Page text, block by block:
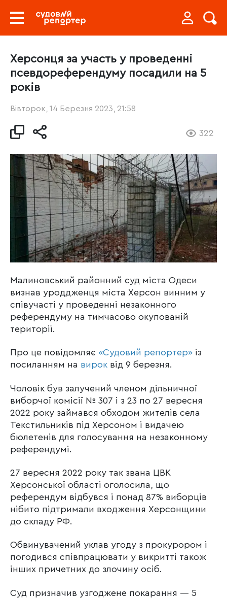
Херсонця за участь у проведенні
псевдореферендуму посадили на 5
років
Вівторок, 14 Березня 2023, 21:58
322
Малиновський районний суд міста Одеси
визнав уроддженця міста Херсон винним у
співучасті у проведенні незаконного
референдуму на тимчасово окупованій
території.
Про це повідомляє «Судовий репортер» із
посиланням на вирок від 9 березня.
Чоловік був залучений членом дільничної
виборчої комісії № 307 і з 23 по 27 вересня
2022 року займався обходом жителів села
Текстильників під Херсоном і видачею
бюлетенів для голосування на незаконному
референдумі.
27 вересня 2022 року так звана ЦВК
Херсонської області оголосила, що
референдум відбувся і понад 87% виборців
нібито підтримали входження Херсонщини
до складу РФ.
Обвинувачений уклав угоду з прокурором і
погодився співпрацювати у викритті також
інших причетних до злочину осіб.
Суд призначив узгоджене покарання — 5